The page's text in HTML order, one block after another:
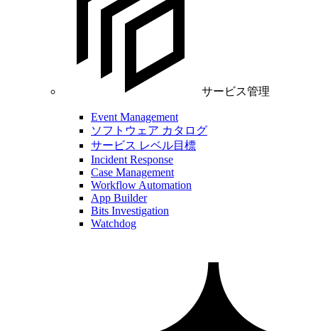
サービス管理
Event Management
ソフトウェア カタログ
サービス レベル目標
Incident Response
Case Management
Workflow Automation
App Builder
Bits Investigation
Watchdog